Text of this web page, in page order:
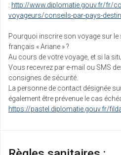
: http://www.diplomatie.gouv.fr/fr/
voyageurs/conseils-par-pays-
Pourquoi inscrire son voyage sur
français « Ariane » ?
Au cours de votre voyage, et si la
Vous recevrez par e-mail ou SMS
consignes de sécurité.
La personne de contact désignée
également être prévenue le cas
https://pastel.diplomatie.gouv.fr/